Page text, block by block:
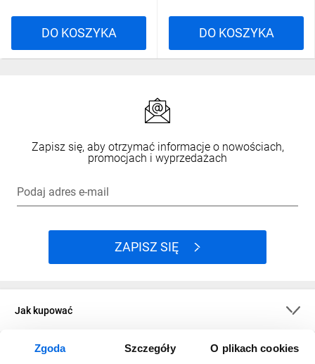
Zgoda Szczegóły O plikach cookies
DO KOSZYKA DO KOSZYKA
Zapisz się, aby otrzymać informacje o nowościach,
promocjach i wyprzedażach
Podaj adres e-mail
ZAPISZ SIĘ
Jak kupować
O firmie